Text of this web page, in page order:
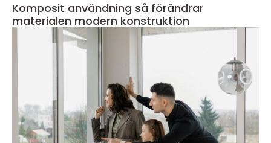
Komposit användning så förändrar
materialen modern konstruktion